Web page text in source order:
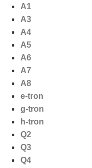
naar
inhoud
A1
A3
A4
A5
A6
A7
A8
e-tron
g-tron
h-tron
Q2
Q3
Q4